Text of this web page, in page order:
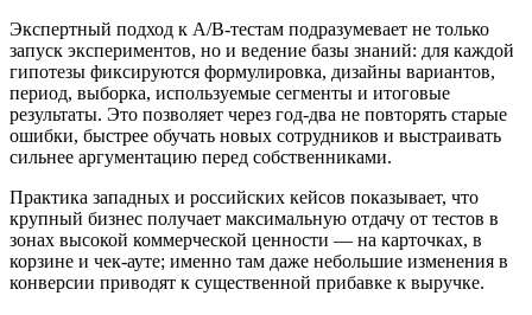
Экспертный подход к A/B‑тестам подразумевает не только
запуск экспериментов, но и ведение базы знаний: для каждой
гипотезы фиксируются формулировка, дизайны вариантов,
период, выборка, используемые сегменты и итоговые
результаты. Это позволяет через год‑два не повторять старые
ошибки, быстрее обучать новых сотрудников и выстраивать
сильнее аргументацию перед собственниками.
Практика западных и российских кейсов показывает, что
крупный бизнес получает максимальную отдачу от тестов в
зонах высокой коммерческой ценности — на карточках, в
корзине и чек‑ауте; именно там даже небольшие изменения в
конверсии приводят к существенной прибавке к выручке.